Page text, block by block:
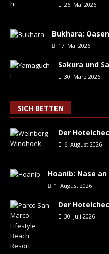
26. Mai 2026
Bukhara:
17. Mai 2026
Sakura und
30. März 2026
SICH BETTEN
Der
6. August 2026
Hoanib: Nase
1. August 2026
Der
30. Juli 2026